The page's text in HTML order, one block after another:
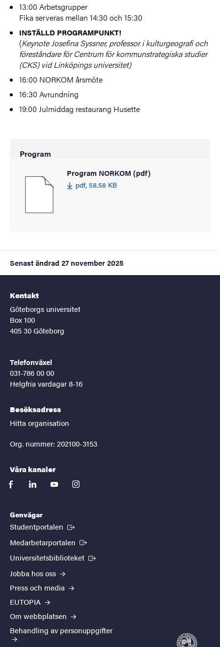
13:00 Arbetsgrupper
Fika serveras mellan 14:30 och 15:30
INSTÄLLD PROGRAMPUNKT!
(Keynote Josefina Syssner, professor i kulturgeografi och
föreståndare för Centrum för kommunstrategiska studier
(CKS) vid Linköpings universitet)
16:00 NORKOM årsmöte
16:30 Avrundning
19:00 Julmiddag restaurang Husette
Program
Program NORKOM (pdf)
pdf, 58.58 KB
Senast ändrad 27 november 2025
Kontakt
Göteborgs universitet
Box 100
405 30 Göteborg
Telefonväxel
031-786 00 00
Helgfria vardagar 8-16
Besöksadress
Hitta organisation
Org. nummer: 202100-3153
Våra kanaler
facebooklinkedinyoutubeinstagram
Genvägar
Studentportalen (Extern länk)
Medarbetarportalen (Extern länk)
Universitetsbiblioteket (Extern länk)
Jobba hos oss
Press och media
EUTOPIA
Om webbplatsen
Behandling av personuppgifter